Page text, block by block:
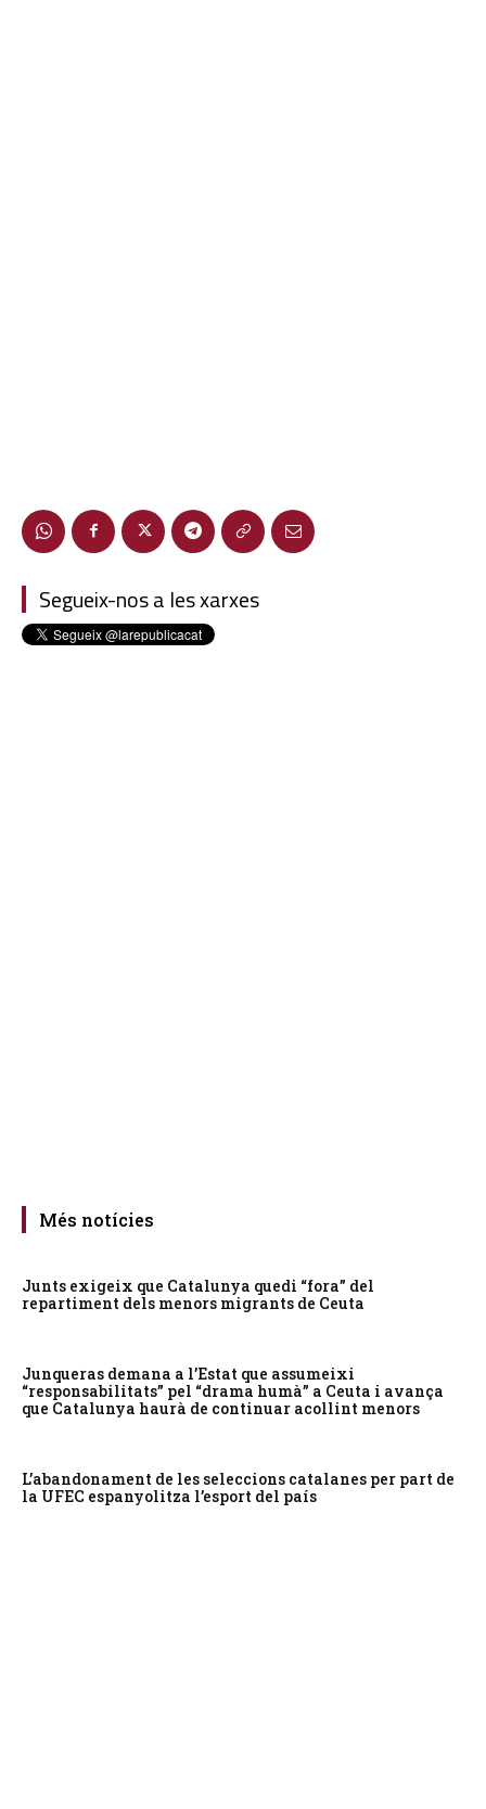
Segueix-nos a les xarxes
Més notícies
Junts exigeix que Catalunya quedi “fora” del
repartiment dels menors migrants de Ceuta
Junqueras demana a l’Estat que assumeixi
“responsabilitats” pel “drama humà” a Ceuta i avança
que Catalunya haurà de continuar acollint menors
L’abandonament de les seleccions catalanes per part de
la UFEC espanyolitza l’esport del país